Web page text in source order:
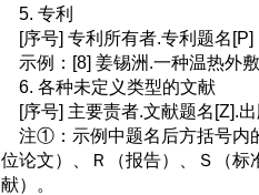
5. 专利
[序号] 专利所有者.专利题名[P]
示例：[8] 姜锡洲.一种温热外
6. 各种未定义类型的文献
[序号] 主要责者.文献题名[Z].
注①：示例中题名后方括号内
位论文）、Ｒ（报告）、Ｓ（标
献）。